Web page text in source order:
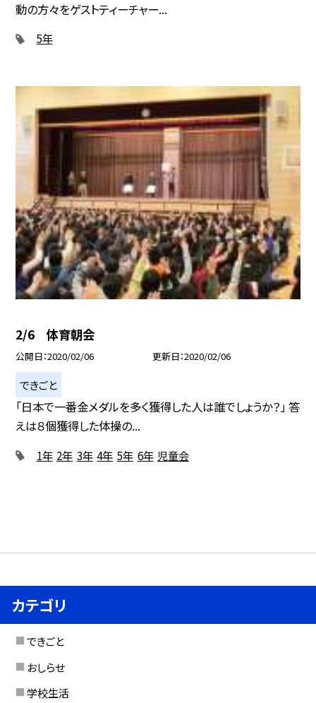
動の方々をゲストティーチャー...
5年
2/6 体育朝会
公開日 2020/02/06 更新日 2020/02/06
できごと
「日本で一番金メダルを多く獲得した人は誰でしょうか？」 答
えは８個獲得した体操の...
1年 2年 3年 4年 5年 6年 児童会
カテゴリ
できごと
おしらせ
学校生活